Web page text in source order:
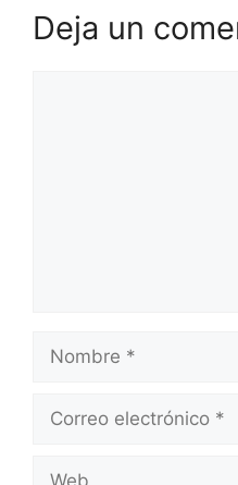
Deja un
Nombre
Correo
Web